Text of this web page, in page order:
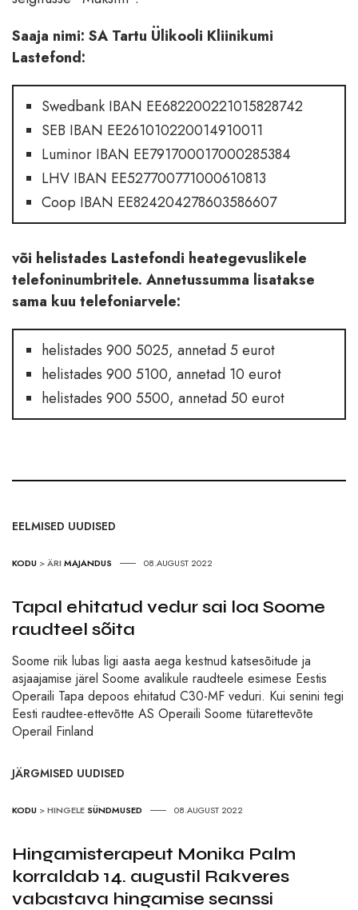
Saaja nimi: SA Tartu Ülikooli Kliinikumi
Lastefond:
Swedbank IBAN EE682200221015828742
SEB IBAN EE261010220014910011
Luminor IBAN EE791700017000285384
LHV IBAN EE527700771000610813
Coop IBAN EE824204278603586607
või helistades Lastefondi heategevuslikele
telefoninumbritele. Annetussumma lisatakse
sama kuu telefoniarvele:
helistades 900 5025, annetad 5 eurot
helistades 900 5100, annetad 10 eurot
helistades 900 5500, annetad 50 eurot
EELMISED UUDISED
KODU >ÄRI MAJANDUS 08.AUGUST 2022
Tapal ehitatud vedur sai loa Soome
raudteel sõita
Soome riik lubas ligi aasta aega kestnud katsesõitude ja
asjaajamise järel Soome avalikule raudteele esimese Eestis
Operaili Tapa depoos ehitatud C30-MF veduri. Kui senini tegi
Eesti raudtee-ettevõtte AS Operaili Soome tütarettevõte
Operail Finland
JÄRGMISED UUDISED
KODU >HINGELE SÜNDMUSED 08.AUGUST 2022
Hingamisterapeut Monika Palm
korraldab 14. augustil Rakveres
vabastava hingamise seanssi